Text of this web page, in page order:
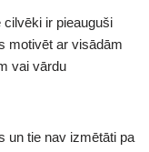
ir pieauguši
motivēt ar visādām
vai vārdu
un tie nav izmētāti pa